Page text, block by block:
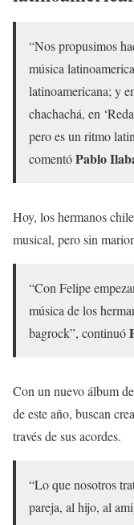
“Nos propusimos
música
latinoamericana; y
chachachá, en
pero es un ritmo
comentóPablo
Hoy, los hermanos
musical, pero sin
“Con Felipe
música de los
bagrock”, continuó
Con un nuevo álbum
de este año, buscan
través de sus acordes.
“Lo que nosotros
pareja, al hijo, al